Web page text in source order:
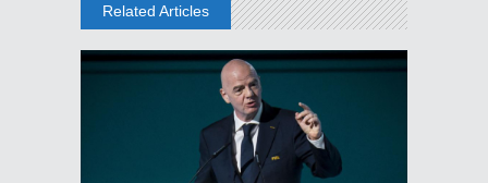
Related Articles